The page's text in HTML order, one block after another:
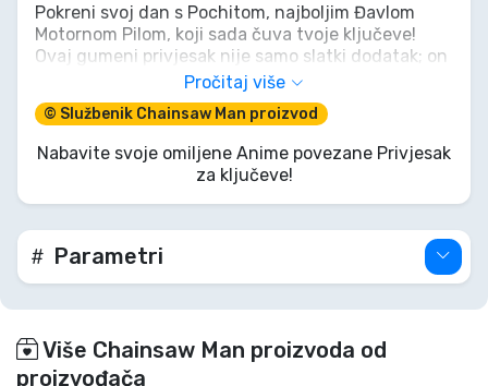
Pokreni svoj dan s Pochitom, najboljim Đavlom
Motornom Pilom, koji sada čuva tvoje ključeve!
Ovaj gumeni privjesak nije samo slatki dodatak; on
je djelić Denjijevog srca, simbol odanosti i
ispunjenih snova. Zakači ga na torbu ili ključeve i
dopusti da Pochitina mala, ali moćna prisutnost
uljepša tvoju svakodnevicu, podsjećajući te da i
najopakiji vragovi mogu biti tvoji najbolji prijatelji.
Zgrabi svog Pochitu, prije nego on... pa, znaš
Pochitu!
Pročitaj više
© Službenik Chainsaw Man proizvod
Nabavite svoje omiljene Anime povezane Privjesak
za ključeve!
Parametri
Više Chainsaw Man proizvoda od
proizvođača